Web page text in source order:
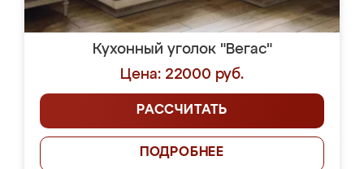
Кухонный уголок "Вегас"
Цена: 22000 руб.
РАССЧИТАТЬ
ПОДРОБНЕЕ